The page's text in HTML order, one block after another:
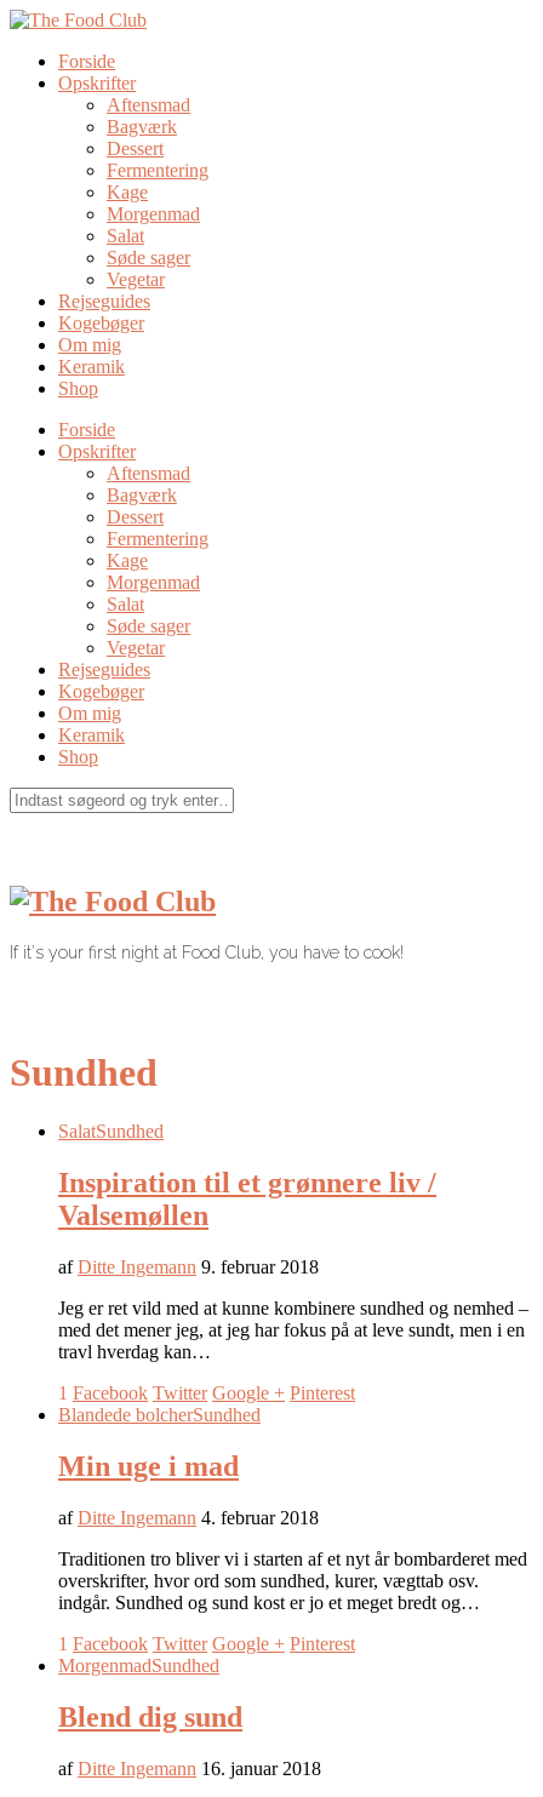
Forside
Opskrifter
Aftensmad
Bagværk
Dessert
Fermentering
Kage
Morgenmad
Salat
Søde sager
Vegetar
Rejseguides
Kogebøger
Om mig
Keramik
Shop
Forside
Opskrifter
Aftensmad
Bagværk
Dessert
Fermentering
Kage
Morgenmad
Salat
Søde sager
Vegetar
Rejseguides
Kogebøger
Om mig
Keramik
Shop
If it's your first night at Food Club, you have to cook!
Sundhed
SalatSundhed
Inspiration til et grønnere liv /
Valsemøllen
afDitte Ingemann 9. februar 2018
Jeg er ret vild med at kunne kombinere sundhed og nemhed –
med det mener jeg, at jeg har fokus på at leve sundt, men i en
travl hverdag kan…
1 Facebook Twitter Google + Pinterest
Blandede bolcherSundhed
Min uge i mad
afDitte Ingemann 4. februar 2018
Traditionen tro bliver vi i starten af et nyt år bombarderet med
overskrifter, hvor ord som sundhed, kurer, vægttab osv.
indgår. Sundhed og sund kost er jo et meget bredt og…
1 Facebook Twitter Google + Pinterest
MorgenmadSundhed
Blend dig sund
afDitte Ingemann 16. januar 2018